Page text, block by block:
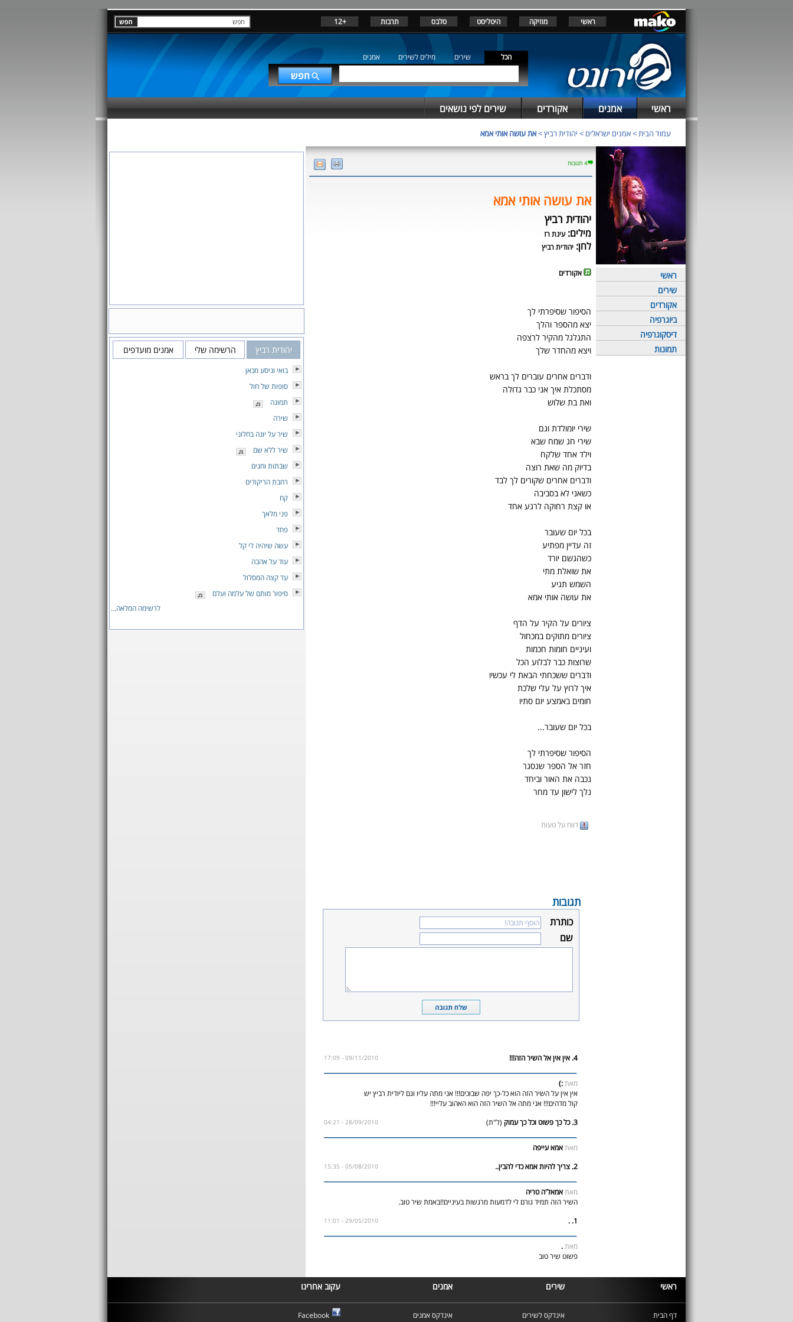
ראשי מוזיקה היטליסט סלבס תרבות +12
הכל שירים מילים לשירים אמנים
ראשי אמנים אקורדים שירים לפי נושאים
עמוד הבית>אמנים ישראלים > יהודית רביץ>את עושה אותי אמא
ראשי
שירים
אקורדים
ביוגרפיה
דיסקוגרפיה
תמונות
4 תגובות
את עושה אותי אמא
יהודית רביץ
מילים:עינת רז
לחן: יהודית רביץ
אקורדים
הסיפור שסיפרתי לך
יצא מהספר והלך
התגלגל מהקיר לרצפה
ויצא מהחדר שלך
ודברים אחרים עוברים לך בראש
מסתכלת איך אני כבר גדולה
ואת בת שלוש
שירי יומולדת וגם
שירי חג שמח שבא
וילד אחד שלקח
בדיוק מה שאת רוצה
ודברים אחרים שקורים לך לבד
כשאני לא בסביבה
או קצת רחוקה לרגע אחד
בכל יום שעובר
זה עדיין מפתיע
כשהגשם יורד
את שואלת מתי
השמש תגיע
את עושה אותי אמא
ציורים על הקיר על הדף
ציורים מתוקים במכחול
ועיניים חומות חכמות
שרוצות כבר לבלוע הכל
ודברים ששכחתי הבאת לי עכשיו
איך לרוץ על עלי שלכת
חומים באמצע יום סתיו
בכל יום שעובר...
הסיפור שסיפרתי לך
חזר אל הספר שנסגר
נכבה את האור וביחד
נלך לישון עד מחר
דווח על טעות
תגובות
כותרת
שם
4. אין אין אל השיר הזה!!! 09/11/2010 - 17:09
מאת:)
אין אין על השיר הזה הוא כל-כך יפה שבוכים!!! אני מתה עליו וגם ליודית רביץ יש
קול מדהים!!! אני מתה אל השיר הזה הוא האהוב עליי!!!
3. כל כך פשוט וכל כך עמוק
(ל"ת) 28/09/2010 - 04:21
מאתאמא עייפה
2. צריך להיות אמא כדי להבין..
05/08/2010 - 15:35
מאתאמאל'ה טריה
השיר הזה תמיד גורם לי לדמעות מרגשות בעיניים!!באמת שיר טוב.
1. .
29/05/2010 - 11:01
מאת.
פשוט שיר טוב
יהודית רביץ הרשימה שלי אמנים מועדפים
בואי וניסע מכאן
סופות של חול
תמונה
שירה
שיר על יונה בחלוני
שיר ללא שם
שבתות וחגים
רחבת הריקודים
קח
פני מלאך
פחד
עשה שיהיה לי קל
עוד על אהבה
עד קצה המסלול
סיפור מותם של עלמה ועלם
לרשימה המלאה...
ראשי שירים אמנים עקוב אחרינו
דף הבית אינדקס לשירים אינדקס אמנים Facebook